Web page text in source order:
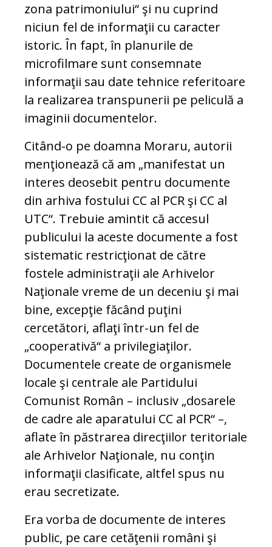
zona patrimoniului“ şi nu cuprind
niciun fel de informaţii cu caracter
istoric. În fapt, în planurile de
microfilmare sunt consemnate
informaţii sau date tehnice referitoare
la realizarea transpunerii pe peliculă a
imaginii documentelor.
Citând-o pe doamna Moraru, autorii
menţionează că am „manifestat un
interes deosebit pentru documente
din arhiva fostului CC al PCR şi CC al
UTC“. Trebuie amintit că accesul
publicului la aceste documente a fost
sistematic restricţionat de către
fostele administraţii ale Arhivelor
Naţionale vreme de un deceniu şi mai
bine, excepţie făcând puţini
cercetători, aflaţi într-un fel de
„cooperativă“ a privilegiaţilor.
Documentele create de organismele
locale şi centrale ale Partidului
Comunist Român – inclusiv „dosarele
de cadre ale aparatului CC al PCR“ –,
aflate în păstrarea direcţiilor teritoriale
ale Arhivelor Naţionale, nu conţin
informaţii clasificate, altfel spus nu
erau secretizate.
Era vorba de documente de interes
public, pe care cetăţenii români şi